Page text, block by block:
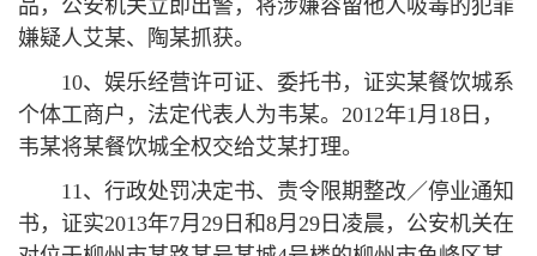
品，公安机关立即出警，将涉嫌容留他人吸毒的犯罪
嫌疑人艾某、陶某抓获。
10、娱乐经营许可证、委托书，证实某餐饮城系
个体工商户，法定代表人为韦某。2012年1月18日，
韦某将某餐饮城全权交给艾某打理。
11、行政处罚决定书、责令限期整改／停业通知
书，证实2013年7月29日和8月29日凌晨，公安机关在